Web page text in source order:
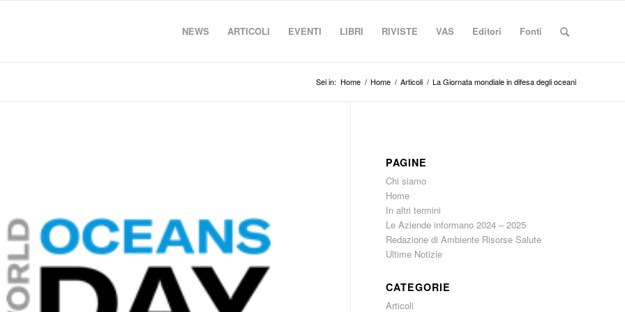
NEWS ARTICOLI EVENTI LIBRI RIVISTE VAS Editori Fonti
Sei in: Home / Home / Articoli / La Giornata mondiale in difesa degli oceani
PAGINE
Chi siamo
Home
In altri termini
Le Aziende informano 2024 – 2025
Redazione di Ambiente Risorse Salute
Ultime Notizie
CATEGORIE
Articoli